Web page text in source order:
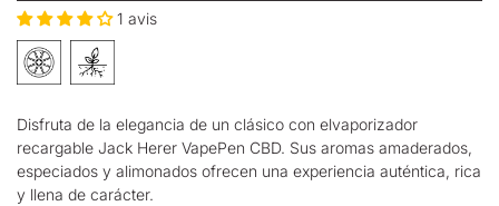
1 avis
Disfruta de la elegancia de un clásico con elvaporizador
recargable Jack Herer VapePen CBD. Sus aromas amaderados,
especiados y alimonados ofrecen una experiencia auténtica, rica
y llena de carácter.